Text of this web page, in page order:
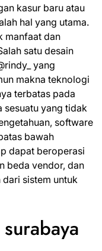
kasur baru atau
hal yang utama.
manfaat dan
satu desain
yang
makna teknologi
terbatas pada
sesuatu yang tidak
software
bawah
dapat beroperasi
beda vendor, dan
sistem untuk